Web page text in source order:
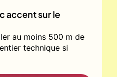
accent sur le
au moins 500 m de
technique si